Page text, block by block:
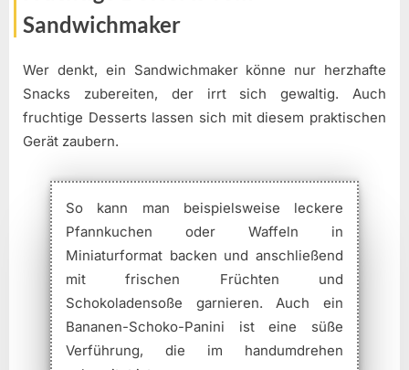
Sandwichmaker
Wer denkt, ein Sandwichmaker könne nur herzhafte
Snacks zubereiten, der irrt sich gewaltig. Auch
fruchtige Desserts lassen sich mit diesem praktischen
Gerät zaubern.
So kann man beispielsweise leckere
Pfannkuchen oder Waffeln in
Miniaturformat backen und anschließend
mit frischen Früchten und
Schokoladensoße garnieren. Auch ein
Bananen-Schoko-Panini ist eine süße
Verführung, die im handumdrehen